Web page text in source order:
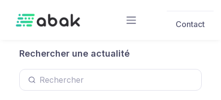
Contact
Rechercher une actualité